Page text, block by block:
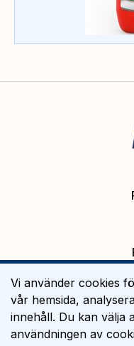
Vi använder cookies
vår hemsida,
innehåll. Du kan välja
användningen av